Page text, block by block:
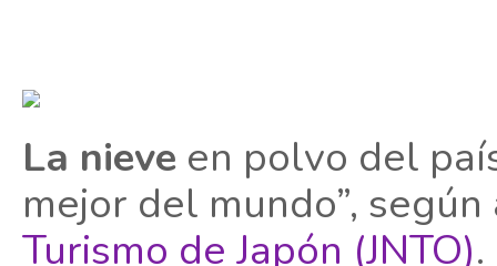
La nieveen polvo del
mejor del mundo”,
Turismo de Japón (JNTO)